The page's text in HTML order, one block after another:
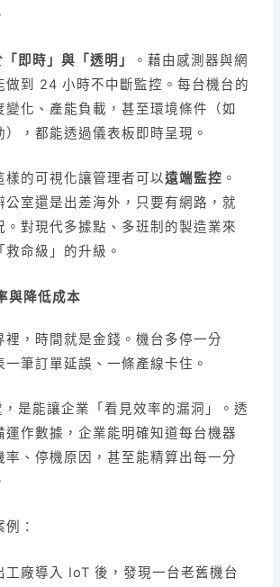
即時」與「透明」
。藉由感測器與網
做到 24 小時不中斷監控。每台機台的
變化、產能負載，甚至環境條件（如
，都能透過儀表板即時呈現。
樣的可視化讓管理者可以遠端監控 。
公室還是出差海外，只要有網路，就
。對現代多據點、多班制的製造業來
命級」的升級。
與降低成本
裡，時間就是金錢。機台多停一分
筆訂單延誤、一條產線卡住。
是能讓企業「看見效率的漏洞」。透
運作數據，企業能明確知道每台機器
率、停機原因，甚至能精算出每一分
：
工廠導入 IoT 後，發現一台老舊機台